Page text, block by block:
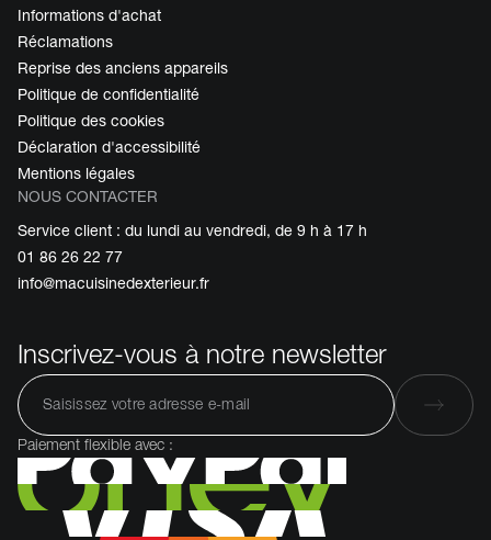
Informations d'achat
Réclamations
Reprise des anciens appareils
Politique de confidentialité
Politique des cookies
Déclaration d'accessibilité
Mentions légales
NOUS CONTACTER
Service client : du lundi au vendredi, de 9 h à 17 h
01 86 26 22 77
info@macuisinedexterieur.fr
Inscrivez-vous à notre newsletter
Paiement flexible avec :